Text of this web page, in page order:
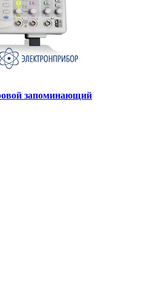
запоминающий